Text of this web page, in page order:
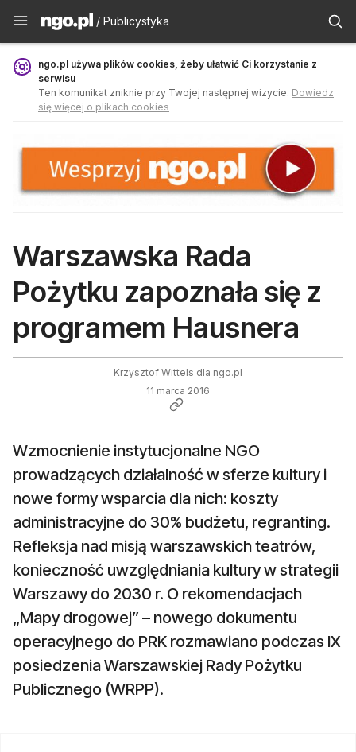
Publicystyka - ngo.pl
/ Publicystyka
ngo.pl używa plików cookies, żeby ułatwić Ci korzystanie z
serwisu
Ten komunikat zniknie przy Twojej następnej wizycie. Dowiedz
się więcej o plikach cookies
Warszawska Rada
Pożytku zapoznała się z
programem Hausnera
Krzysztof Wittels dla ngo.pl
11 marca 2016
Wzmocnienie instytucjonalne NGO
prowadzących działalność w sferze kultury i
nowe formy wsparcia dla nich: koszty
administracyjne do 30% budżetu, regranting.
Refleksja nad misją warszawskich teatrów,
konieczność uwzględniania kultury w strategii
Warszawy do 2030 r. O rekomendacjach
„Mapy drogowej” – nowego dokumentu
operacyjnego do PRK rozmawiano podczas IX
posiedzenia Warszawskiej Rady Pożytku
Publicznego (WRPP).